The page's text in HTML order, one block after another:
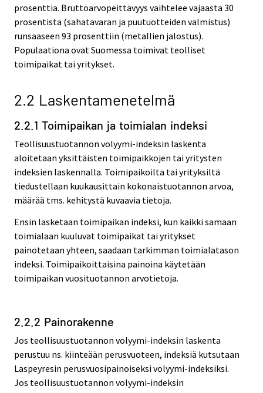
prosenttia. Bruttoarvopeittävyys vaihtelee vajaasta 30
prosentista (sahatavaran ja puutuotteiden valmistus)
runsaaseen 93 prosenttiin (metallien jalostus).
Populaationa ovat Suomessa toimivat teolliset
toimipaikat tai yritykset.
2.2 Laskentamenetelmä
2.2.1 Toimipaikan ja toimialan indeksi
Teollisuustuotannon volyymi-indeksin laskenta
aloitetaan yksittäisten toimipaikkojen tai yritysten
indeksien laskennalla. Toimipaikoilta tai yrityksiltä
tiedustellaan kuukausittain kokonaistuotannon arvoa,
määrää tms. kehitystä kuvaavia tietoja.
Ensin lasketaan toimipaikan indeksi, kun kaikki samaan
toimialaan kuuluvat toimipaikat tai yritykset
painotetaan yhteen, saadaan tarkimman toimialatason
indeksi. Toimipaikoittaisina painoina käytetään
toimipaikan vuosituotannon arvotietoja.
2.2.2 Painorakenne
Jos teollisuustuotannon volyymi-indeksin laskenta
perustuu ns. kiinteään perusvuoteen, indeksiä kutsutaan
Laspeyresin perusvuosipainoiseksi volyymi-indeksiksi.
Jos teollisuustuotannon volyymi-indeksin